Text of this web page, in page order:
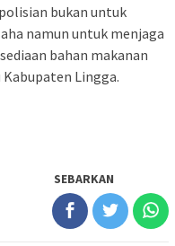
bukan untuk
namun untuk menjaga
bahan makanan
Lingga.
SEBARKAN